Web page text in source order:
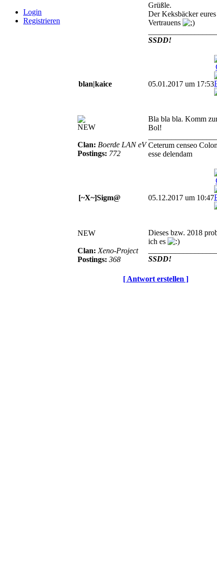
Login
Registrieren
Grüßle.
Der Keksbäcker eures
Vertrauens
SSDD!
blan|kaice 05.01.2017 um 17:53
NEW
Clan: Boerde LAN eV
Postings: 772
Bla bla bla. Komm
Bol!
Ceterum censeo
esse delendam
[~X~]Sigm@ 05.12.2017 um 10:47
NEW
Clan: Xeno-Project
Postings: 368
Dieses bzw. 2018
ich es
SSDD!
[ Antwort erstellen ]